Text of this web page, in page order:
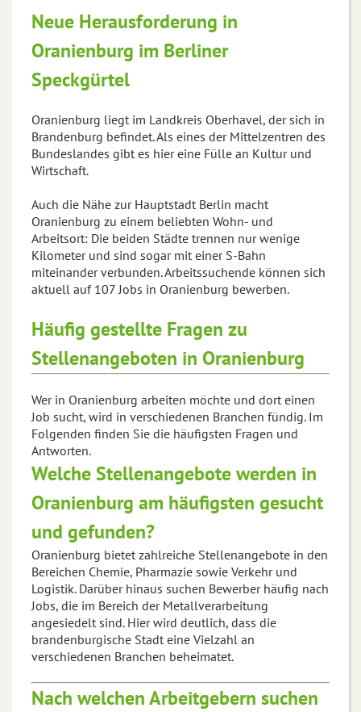
Neue Herausforderung in
Oranienburg im Berliner
Speckgürtel
Oranienburg liegt im Landkreis Oberhavel, der sich in
Brandenburg befindet. Als eines der Mittelzentren des
Bundeslandes gibt es hier eine Fülle an Kultur und
Wirtschaft.
Auch die Nähe zur Hauptstadt Berlin macht
Oranienburg zu einem beliebten Wohn- und
Arbeitsort: Die beiden Städte trennen nur wenige
Kilometer und sind sogar mit einer S-Bahn
miteinander verbunden. Arbeitssuchende können sich
aktuell auf 107 Jobs in Oranienburg bewerben.
Häufig gestellte Fragen zu
Stellenangeboten in Oranienburg
Wer in Oranienburg arbeiten möchte und dort einen
Job sucht, wird in verschiedenen Branchen fündig. Im
Folgenden finden Sie die häufigsten Fragen und
Antworten.
Welche Stellenangebote werden in
Oranienburg am häufigsten gesucht
und gefunden?
Oranienburg bietet zahlreiche Stellenangebote in den
Bereichen Chemie, Pharmazie sowie Verkehr und
Logistik. Darüber hinaus suchen Bewerber häufig nach
Jobs, die im Bereich der Metallverarbeitung
angesiedelt sind. Hier wird deutlich, dass die
brandenburgische Stadt eine Vielzahl an
verschiedenen Branchen beheimatet.
Nach welchen Arbeitgebern suchen